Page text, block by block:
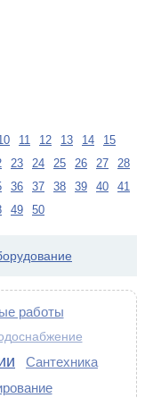
11 12 13 14
15
23 24 25 26 27
28
36 37 38 39 40
41
49 50
работы
Сантехника